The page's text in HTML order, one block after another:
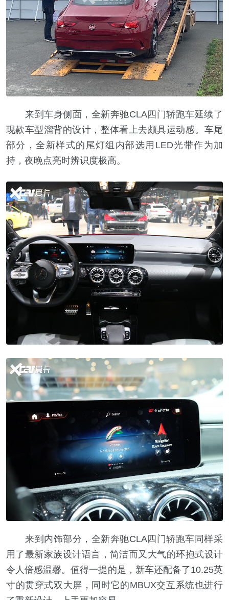
来到车身侧面，全新奔驰CLA四门轿跑车延续了
现款车型溜背的设计，整体看上去颇具运动感。车尾
部分，全新样式的尾灯组内部选用LED光带作为加
持，夜晚点亮时辨识度极高。
来到内饰部分，全新奔驰CLA四门轿跑车同样采
用了最新家族设计语言，简洁而又大气的环抱式设计
令人倍感温馨。值得一提的是，新车还配备了10.25英
寸的贯穿式双大屏，同时它的MBUX交互系统也进行